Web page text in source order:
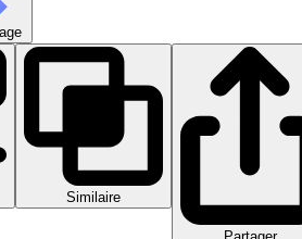
Similaire